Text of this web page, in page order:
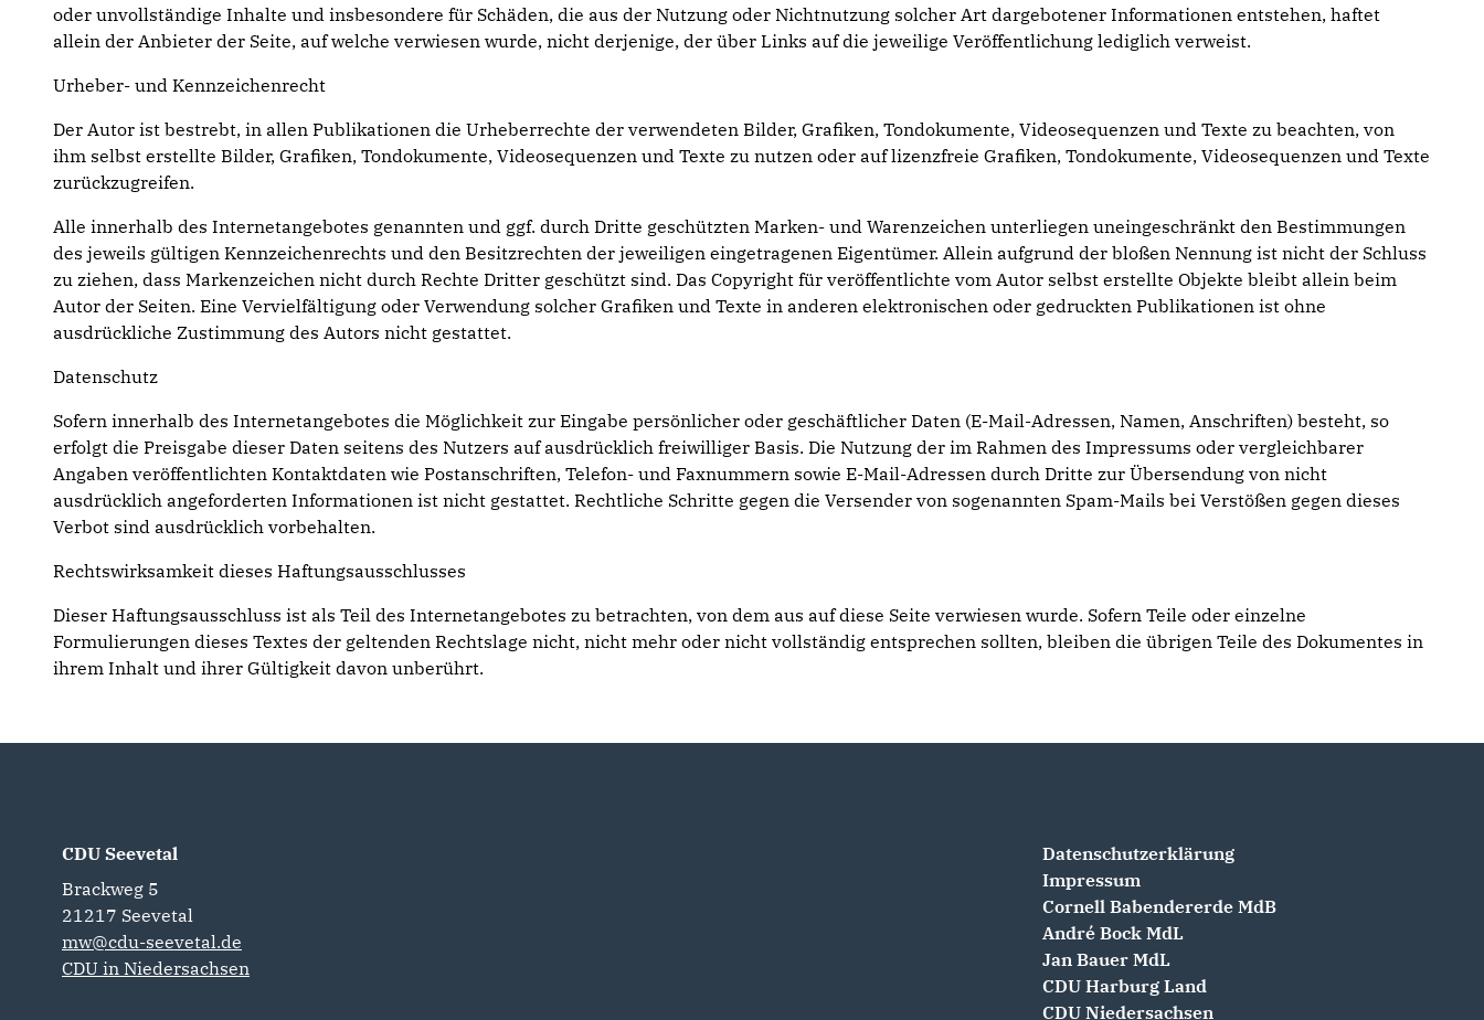
oder unvollständige Inhalte und insbesondere für Schäden, die aus der Nutzung oder Nichtnutzung solcher Art dargebotener Informationen entstehen, haftet
allein der Anbieter der Seite, auf welche verwiesen wurde, nicht derjenige, der über Links auf die jeweilige Veröffentlichung lediglich verweist.
Urheber- und Kennzeichenrecht
Der Autor ist bestrebt, in allen Publikationen die Urheberrechte der verwendeten Bilder, Grafiken, Tondokumente, Videosequenzen und Texte zu beachten, von
ihm selbst erstellte Bilder, Grafiken, Tondokumente, Videosequenzen und Texte zu nutzen oder auf lizenzfreie Grafiken, Tondokumente, Videosequenzen und Texte
zurückzugreifen.
Alle innerhalb des Internetangebotes genannten und ggf. durch Dritte geschützten Marken- und Warenzeichen unterliegen uneingeschränkt den Bestimmungen
des jeweils gültigen Kennzeichenrechts und den Besitzrechten der jeweiligen eingetragenen Eigentümer. Allein aufgrund der bloßen Nennung ist nicht der Schluss
zu ziehen, dass Markenzeichen nicht durch Rechte Dritter geschützt sind. Das Copyright für veröffentlichte vom Autor selbst erstellte Objekte bleibt allein beim
Autor der Seiten. Eine Vervielfältigung oder Verwendung solcher Grafiken und Texte in anderen elektronischen oder gedruckten Publikationen ist ohne
ausdrückliche Zustimmung des Autors nicht gestattet.
Datenschutz
Sofern innerhalb des Internetangebotes die Möglichkeit zur Eingabe persönlicher oder geschäftlicher Daten (E-Mail-Adressen, Namen, Anschriften) besteht, so
erfolgt die Preisgabe dieser Daten seitens des Nutzers auf ausdrücklich freiwilliger Basis. Die Nutzung der im Rahmen des Impressums oder vergleichbarer
Angaben veröffentlichten Kontaktdaten wie Postanschriften, Telefon- und Faxnummern sowie E-Mail-Adressen durch Dritte zur Übersendung von nicht
ausdrücklich angeforderten Informationen ist nicht gestattet. Rechtliche Schritte gegen die Versender von sogenannten Spam-Mails bei Verstößen gegen dieses
Verbot sind ausdrücklich vorbehalten.
Rechtswirksamkeit dieses Haftungsausschlusses
Dieser Haftungsausschluss ist als Teil des Internetangebotes zu betrachten, von dem aus auf diese Seite verwiesen wurde. Sofern Teile oder einzelne
Formulierungen dieses Textes der geltenden Rechtslage nicht, nicht mehr oder nicht vollständig entsprechen sollten, bleiben die übrigen Teile des Dokumentes in
ihrem Inhalt und ihrer Gültigkeit davon unberührt.
CDU Seevetal
Brackweg 5
21217 Seevetal
mw@cdu-seevetal.de
CDU in Niedersachsen
Datenschutzerklärung
Impressum
Cornell Babendererde MdB
André Bock MdL
Jan Bauer MdL
CDU Harburg Land
CDU Niedersachsen